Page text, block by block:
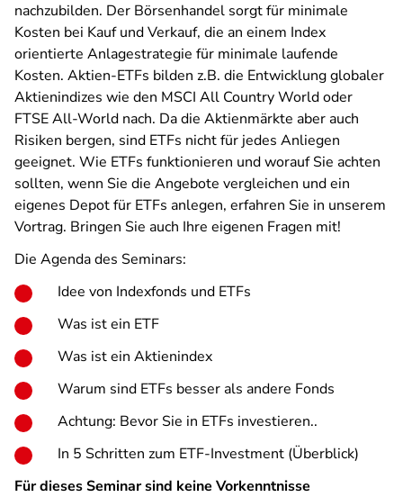
nachzubilden. Der Börsenhandel sorgt für minimale
Kosten bei Kauf und Verkauf, die an einem Index
orientierte Anlagestrategie für minimale laufende
Kosten. Aktien-ETFs bilden z.B. die Entwicklung globaler
Aktienindizes wie den MSCI All Country World oder
FTSE All-World nach. Da die Aktienmärkte aber auch
Risiken bergen, sind ETFs nicht für jedes Anliegen
geeignet. Wie ETFs funktionieren und worauf Sie achten
sollten, wenn Sie die Angebote vergleichen und ein
eigenes Depot für ETFs anlegen, erfahren Sie in unserem
Vortrag. Bringen Sie auch Ihre eigenen Fragen mit!
Die Agenda des Seminars:
Idee von Indexfonds und ETFs
Was ist ein ETF
Was ist ein Aktienindex
Warum sind ETFs besser als andere Fonds
Achtung: Bevor Sie in ETFs investieren..
In 5 Schritten zum ETF-Investment (Überblick)
Für dieses Seminar sind keine Vorkenntnisse